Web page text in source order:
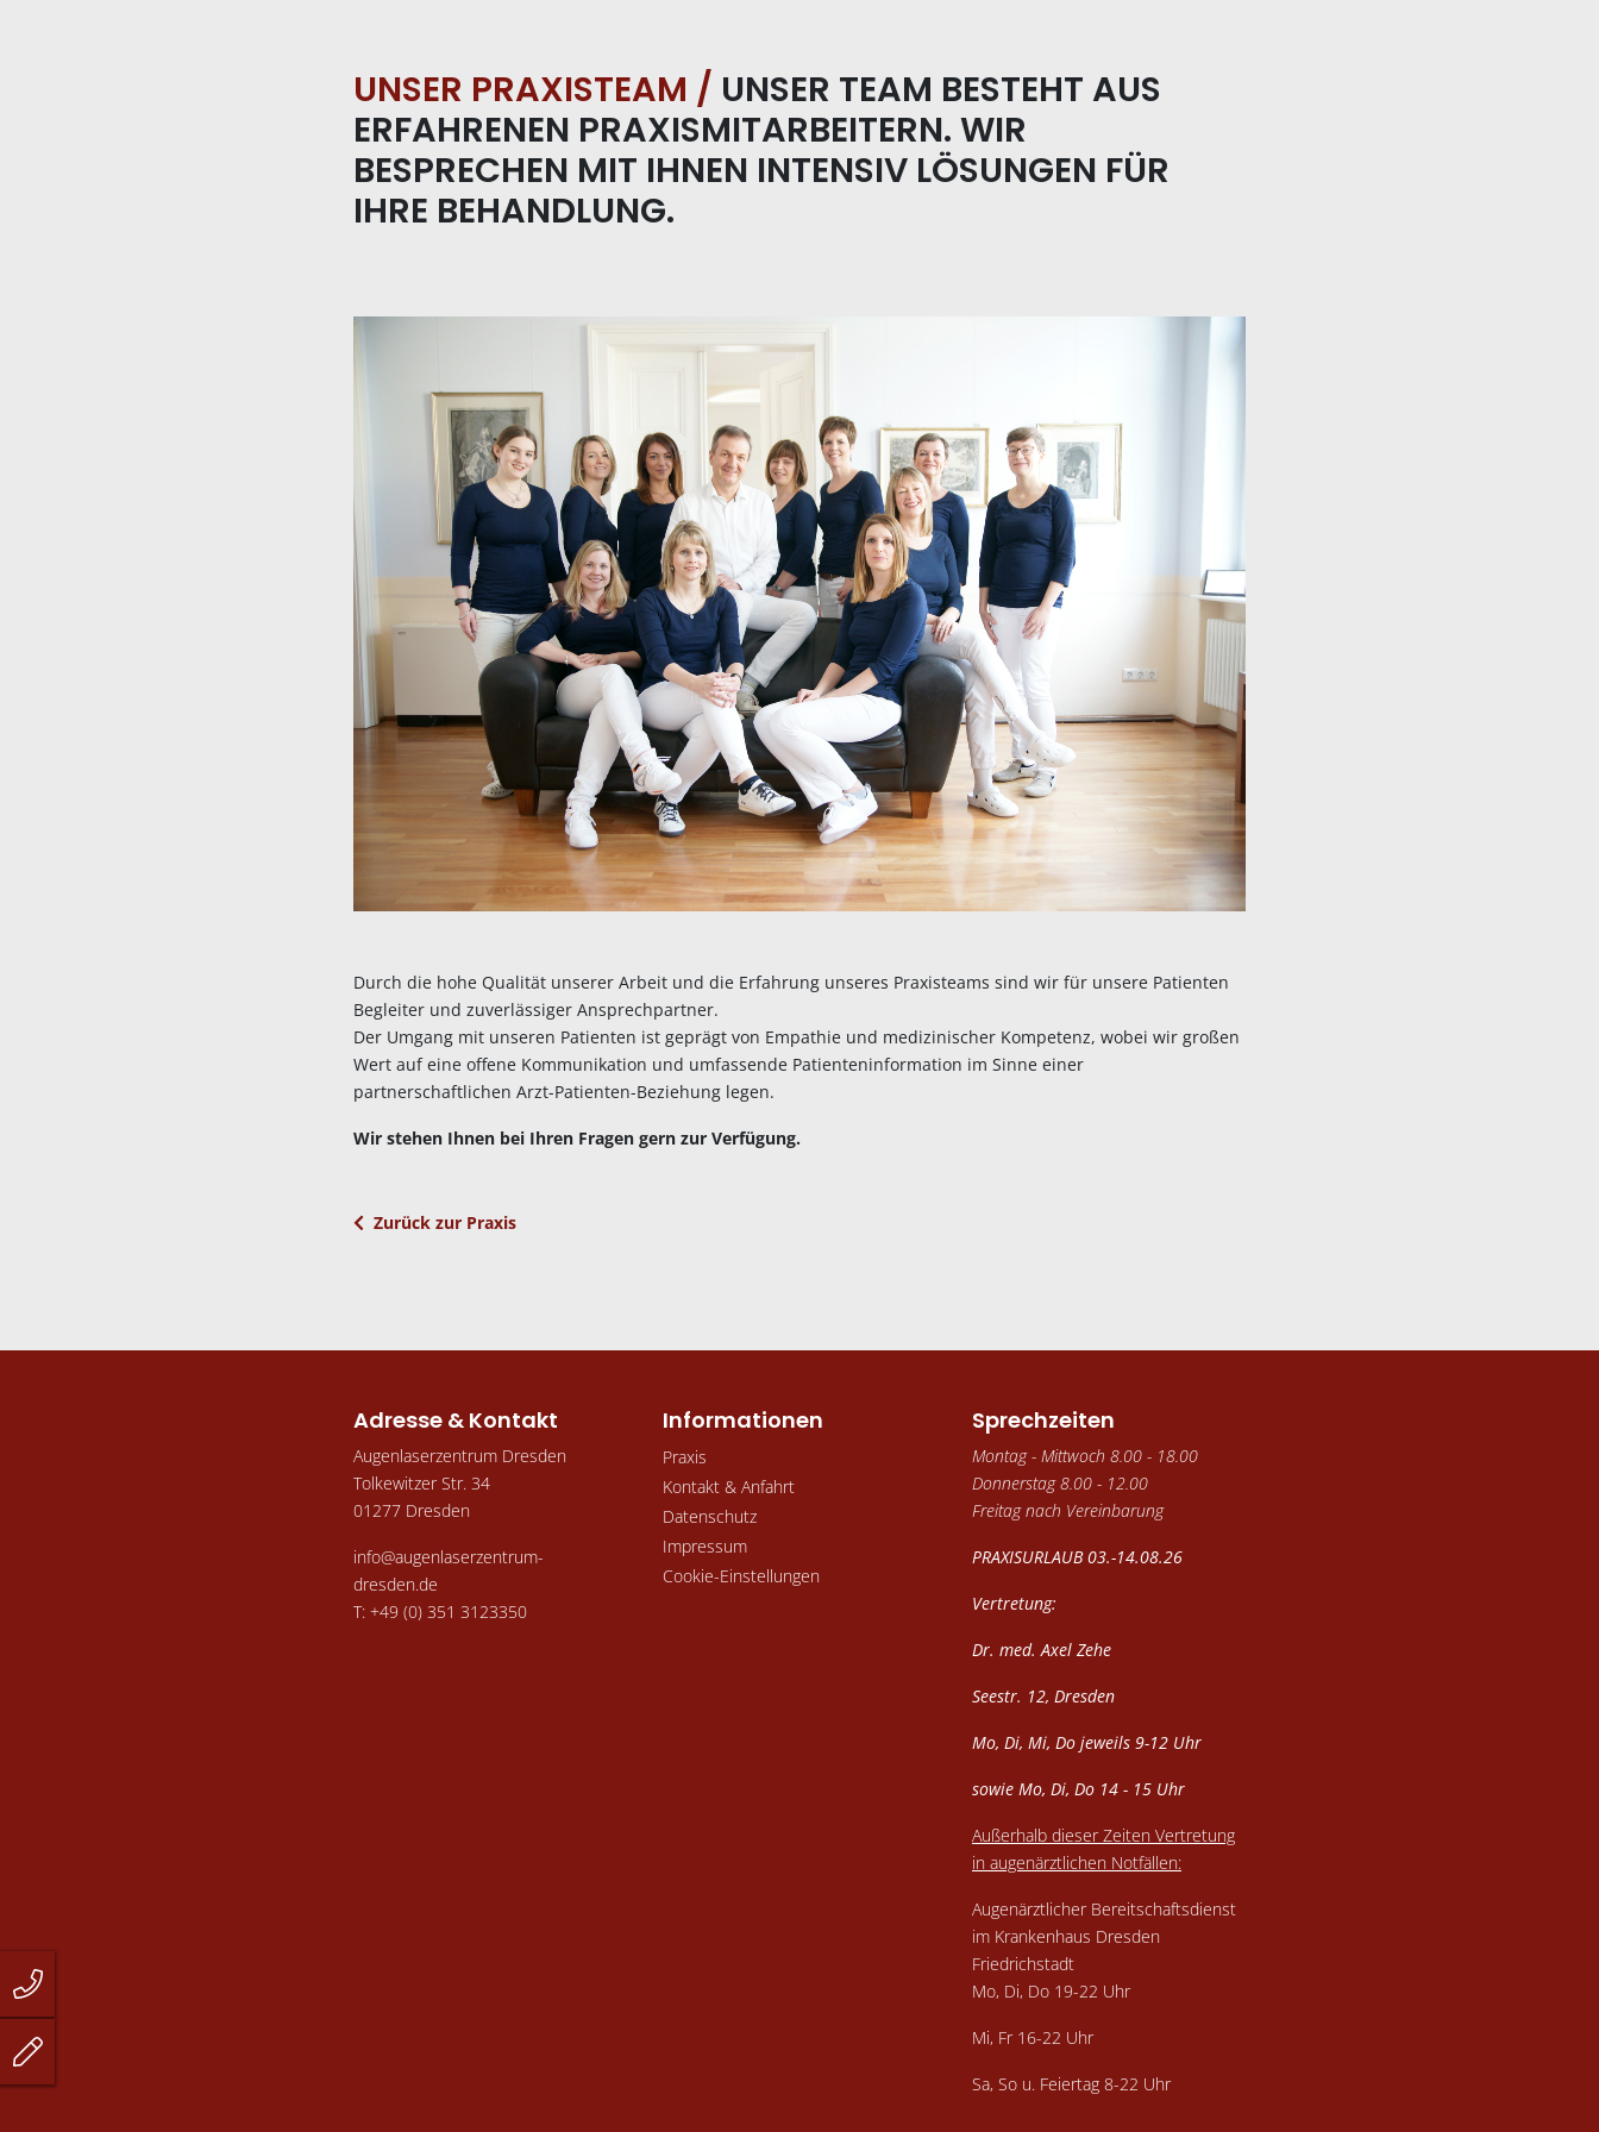
UNSER PRAXISTEAM / UNSER TEAM BESTEHT AUS
ERFAHRENEN PRAXISMITARBEITERN. WIR
BESPRECHEN MIT IHNEN INTENSIV LÖSUNGEN FÜR
IHRE BEHANDLUNG.
Durch die hohe Qualität unserer Arbeit und die Erfahrung unseres Praxisteams sind wir für unsere Patienten
Begleiter und zuverlässiger Ansprechpartner.
Der Umgang mit unseren Patienten ist geprägt von Empathie und medizinischer Kompetenz, wobei wir großen
Wert auf eine offene Kommunikation und umfassende Patienteninformation im Sinne einer
partnerschaftlichen Arzt-Patienten-Beziehung legen.
Wir stehen Ihnen bei Ihren Fragen gern zur Verfügung.
Zurück zur Praxis
Adresse & Kontakt
Augenlaserzentrum Dresden
Tolkewitzer Str. 34
01277 Dresden
info@augenlaserzentrum-
dresden.de
T: +49 (0) 351 3123350
Informationen
Praxis
Kontakt & Anfahrt
Datenschutz
Impressum
Cookie-Einstellungen
Sprechzeiten
Montag - Mittwoch 8.00 - 18.00
Donnerstag 8.00 - 12.00
Freitag nach Vereinbarung
PRAXISURLAUB 03.-14.08.26
Vertretung:
Dr. med. Axel Zehe
Seestr. 12, Dresden
Mo, Di, Mi, Do jeweils 9-12 Uhr
sowie Mo, Di, Do 14 - 15 Uhr
Außerhalb dieser Zeiten Vertretung
in augenärztlichen Notfällen:
Augenärztlicher Bereitschaftsdienst
im Krankenhaus Dresden
Friedrichstadt
Mo, Di, Do 19-22 Uhr
Mi, Fr 16-22 Uhr
Sa, So u. Feiertag 8-22 Uhr